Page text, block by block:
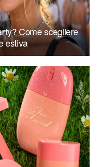
Come scegliere
estiva